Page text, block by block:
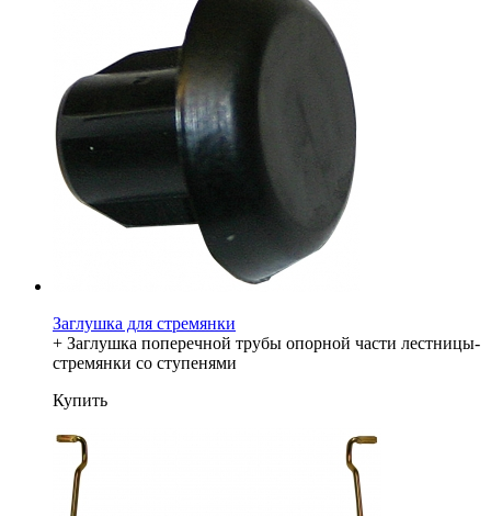
Заглушка для стремянки
+ Заглушка поперечной трубы опорной части лестницы-
стремянки со ступенями
Купить